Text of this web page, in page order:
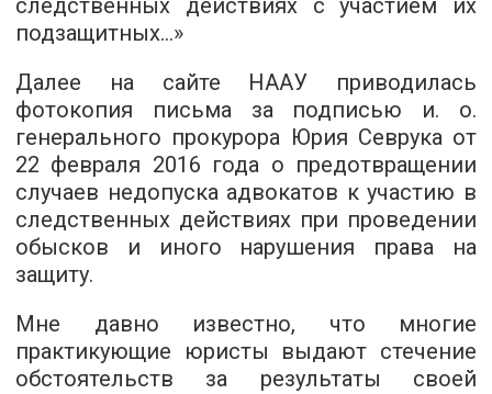
следственных действиях с участием их
подзащитных...»
Далее на сайте НААУ приводилась
фотокопия письма за подписью и. о.
генерального прокурора Юрия Севрука от
22 февраля 2016 года о предотвращении
случаев недопуска адвокатов к участию в
следственных действиях при проведении
обысков и иного нарушения права на
защиту.
Мне давно известно, что многие
практикующие юристы выдают стечение
обстоятельств за результаты своей